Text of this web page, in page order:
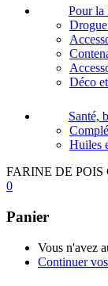
Pour la
Déco
Santé,
Huiles
FARINE DE POIS
0
Panier
Vous n'avez
Continuer